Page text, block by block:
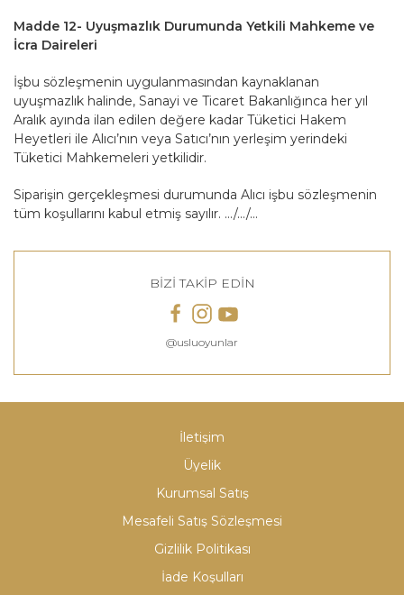
Madde 12- Uyuşmazlık Durumunda Yetkili Mahkeme ve
İcra Daireleri
İşbu sözleşmenin uygulanmasından kaynaklanan
uyuşmazlık halinde, Sanayi ve Ticaret Bakanlığınca her yıl
Aralık ayında ilan edilen değere kadar Tüketici Hakem
Heyetleri ile Alıcı’nın veya Satıcı’nın yerleşim yerindeki
Tüketici Mahkemeleri yetkilidir.
Siparişin gerçekleşmesi durumunda Alıcı işbu sözleşmenin
tüm koşullarını kabul etmiş sayılır. …/…/…
BİZİ TAKİP EDİN
@usluoyunlar
İletişim
Üyelik
Kurumsal Satış
Mesafeli Satış Sözleşmesi
Gizlilik Politikası
İade Koşulları